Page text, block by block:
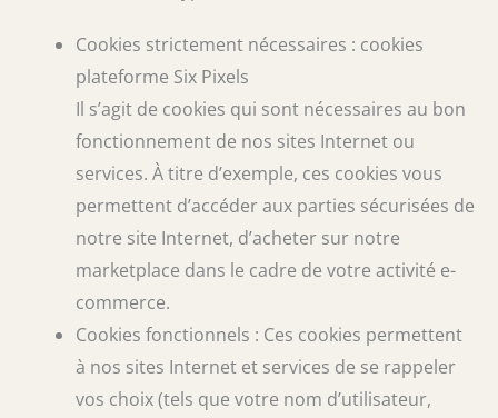
Cookies strictement nécessaires : cookies
plateforme Six Pixels
Il s’agit de cookies qui sont nécessaires au bon
fonctionnement de nos sites Internet ou
services. À titre d’exemple, ces cookies vous
permettent d’accéder aux parties sécurisées de
notre site Internet, d’acheter sur notre
marketplace dans le cadre de votre activité e-
commerce.
Cookies fonctionnels : Ces cookies permettent
à nos sites Internet et services de se rappeler
vos choix (tels que votre nom d’utilisateur,